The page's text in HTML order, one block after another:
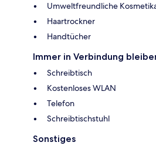
Umweltfreundliche
Haartrockner
Handtücher
Immer in Verbindung
Schreibtisch
Kostenloses WLAN
Telefon
Schreibtischstuhl
Sonstiges